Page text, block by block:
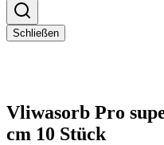
Schließen
Vliwasorb Pro
cm 10 Stück